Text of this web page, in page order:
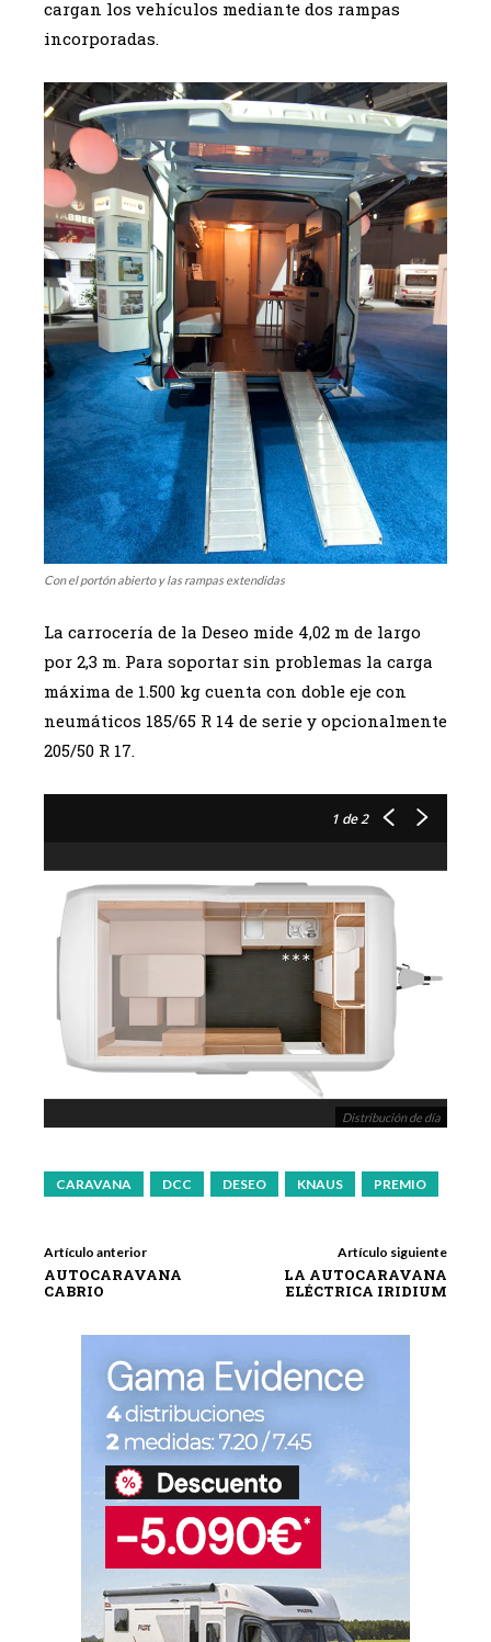
cargan los vehículos mediante dos rampas
incorporadas.
Con el portón abierto y las rampas extendidas
La carrocería de la Deseo mide 4,02 m de largo
por 2,3 m. Para soportar sin problemas la carga
máxima de 1.500 kg cuenta con doble eje con
neumáticos 185/65 R 14 de serie y opcionalmente
205/50 R 17.
1 de 2
Distribución de día
CARAVANA DCC DESEO KNAUS PREMIO
Artículo anterior
AUTOCARAVANA
CABRIO
Artículo siguiente
LA AUTOCARAVANA
ELÉCTRICA IRIDIUM